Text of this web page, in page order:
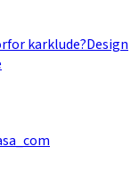
karklude?Design